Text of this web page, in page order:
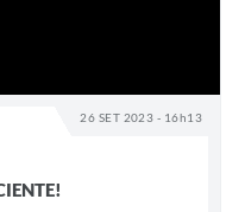
26 SET 2023 - 16h13